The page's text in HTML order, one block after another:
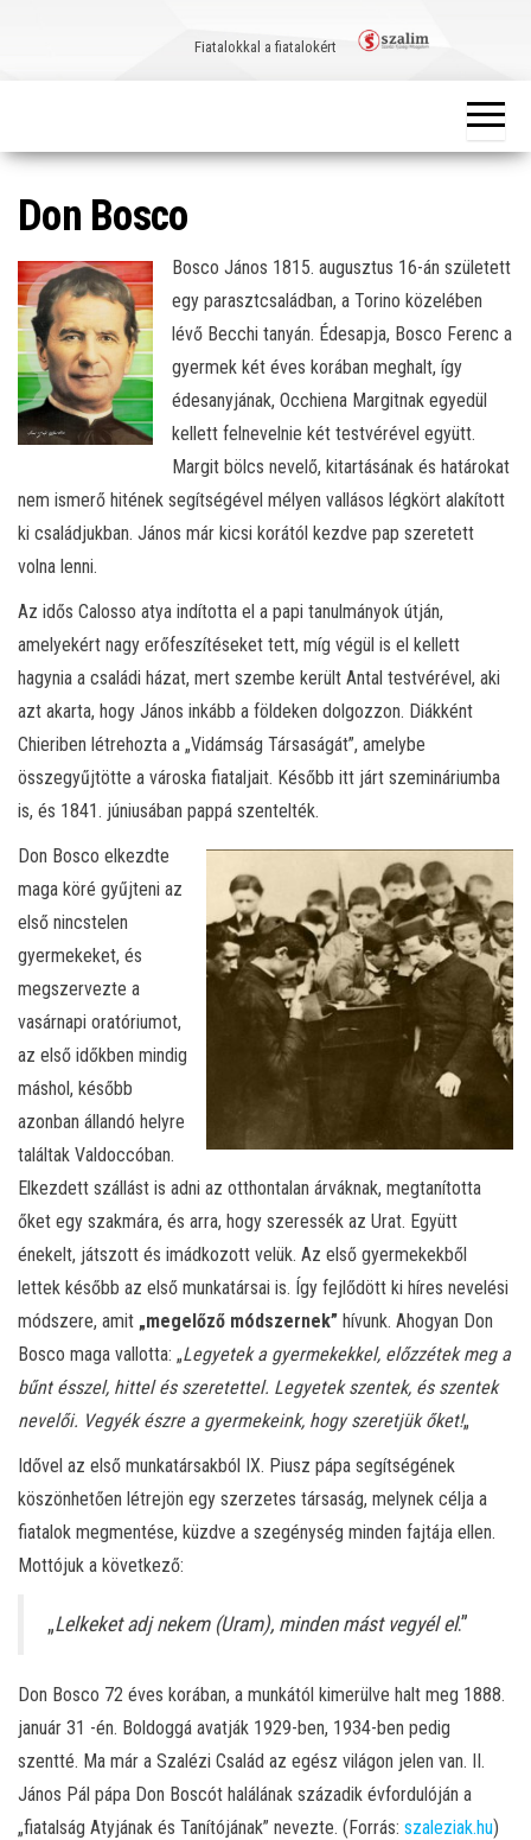
Fiatalokkal a fiatalokért
Don Bosco
Bosco János 1815. augusztus 16-án született
egy parasztcsaládban, a Torino közelében
lévő Becchi tanyán. Édesapja, Bosco Ferenc a
gyermek két éves korában meghalt, így
édesanyjának, Occhiena Margitnak egyedül
kellett felnevelnie két testvérével együtt.
Margit bölcs nevelő, kitartásának és határokat
nem ismerő hitének segítségével mélyen vallásos légkört alakított
ki családjukban. János már kicsi korától kezdve pap szeretett
volna lenni.
Az idős Calosso atya indította el a papi tanulmányok útján,
amelyekért nagy erőfeszítéseket tett, míg végül is el kellett
hagynia a családi házat, mert szembe került Antal testvérével, aki
azt akarta, hogy János inkább a földeken dolgozzon. Diákként
Chieriben létrehozta a „Vidámság Társaságát”, amelybe
összegyűjtötte a városka fiataljait. Később itt járt szemináriumba
is, és 1841. júniusában pappá szentelték.
Don Bosco elkezdte
maga köré gyűjteni az
első nincstelen
gyermekeket, és
megszervezte a
vasárnapi oratóriumot,
az első időkben mindig
máshol, később
azonban állandó helyre
találtak Valdoccóban.
Elkezdett szállást is adni az otthontalan árváknak, megtanította
őket egy szakmára, és arra, hogy szeressék az Urat. Együtt
énekelt, játszott és imádkozott velük. Az első gyermekekből
lettek később az első munkatársai is. Így fejlődött ki híres nevelési
módszere, amit „megelőző módszernek” hívunk. Ahogyan Don
Bosco maga vallotta: „Legyetek a gyermekekkel, előzzétek meg a
bűnt ésszel, hittel és szeretettel. Legyetek szentek, és szentek
nevelői. Vegyék észre a gyermekeink, hogy szeretjük őket!„
Idővel az első munkatársakból IX. Piusz pápa segítségének
köszönhetően létrejön egy szerzetes társaság, melynek célja a
fiatalok megmentése, küzdve a szegénység minden fajtája ellen.
Mottójuk a következő:
„Lelkeket adj nekem (Uram), minden mást vegyél el.”
Don Bosco 72 éves korában, a munkától kimerülve halt meg 1888.
január 31 -én. Boldoggá avatják 1929-ben, 1934-ben pedig
szentté. Ma már a Szalézi Család az egész világon jelen van. II.
János Pál pápa Don Boscót halálának századik évfordulóján a
„fiatalság Atyjának és Tanítójának” nevezte. (Forrás: szaleziak.hu)